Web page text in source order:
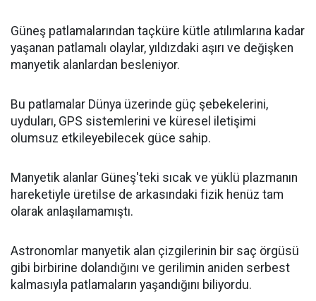
Güneş patlamalarından taçküre kütle atılımlarına kadar
yaşanan patlamalı olaylar, yıldızdaki aşırı ve değişken
manyetik alanlardan besleniyor.
Bu patlamalar Dünya üzerinde güç şebekelerini,
uyduları, GPS sistemlerini ve küresel iletişimi
olumsuz etkileyebilecek güce sahip.
Manyetik alanlar Güneş'teki sıcak ve yüklü plazmanın
hareketiyle üretilse de arkasındaki fizik henüz tam
olarak anlaşılamamıştı.
Astronomlar manyetik alan çizgilerinin bir saç örgüsü
gibi birbirine dolandığını ve gerilimin aniden serbest
kalmasıyla patlamaların yaşandığını biliyordu.